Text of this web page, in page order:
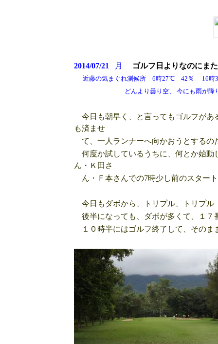
2014/07/21 月 ゴルフ日よりなのに ま
近藤の気まぐれ測候所 6時27℃ 42％
どんより曇り空、 今にも雨が降りそう
今日も朝早く、と言ってもゴルフがあ
も済ませ
て、一人ランナーへ向かおうとするの
何度か試しているうちに、何とか始
ん・Ｋ田さ
ん・Ｆ本さんでの7時少し前のスター
今日もダボから、トリプル、トリプ
後半になっても、ダボが多くて、１
１０時半にはゴルフ終了して、そのま